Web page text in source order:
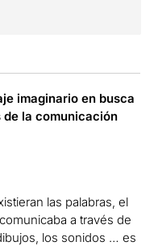
imaginario en busca
de la comunicación
las palabras, el
a través de
los sonidos … es